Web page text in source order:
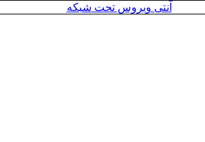
آنتی ویروس تحت شبکه